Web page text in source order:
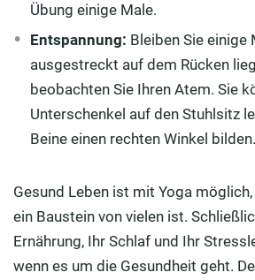
Übung einige Male.
Entspannung: Bleiben Sie einige
ausgestreckt auf dem Rücken
beobachten Sie Ihren Atem. Sie
Unterschenkel auf den Stuhlsitz
Beine einen rechten Winkel bilden.
Gesund Leben ist mit Yoga
ein Baustein von vielen ist.
Ernährung, Ihr Schlaf und Ihr
wenn es um die Gesundheit geht.